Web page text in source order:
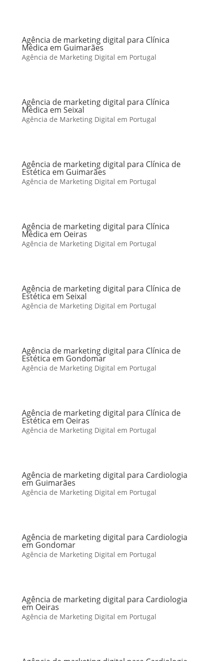
Agência de marketing digital para Clínica
Médica em Guimarães
Agência de Marketing Digital em Portugal
Agência de marketing digital para Clínica
Médica em Seixal
Agência de Marketing Digital em Portugal
Agência de marketing digital para Clínica de
Estética em Guimarães
Agência de Marketing Digital em Portugal
Agência de marketing digital para Clínica
Médica em Oeiras
Agência de Marketing Digital em Portugal
Agência de marketing digital para Clínica de
Estética em Seixal
Agência de Marketing Digital em Portugal
Agência de marketing digital para Clínica de
Estética em Gondomar
Agência de Marketing Digital em Portugal
Agência de marketing digital para Clínica de
Estética em Oeiras
Agência de Marketing Digital em Portugal
Agência de marketing digital para Cardiologia
em Guimarães
Agência de Marketing Digital em Portugal
Agência de marketing digital para Cardiologia
em Gondomar
Agência de Marketing Digital em Portugal
Agência de marketing digital para Cardiologia
em Oeiras
Agência de Marketing Digital em Portugal